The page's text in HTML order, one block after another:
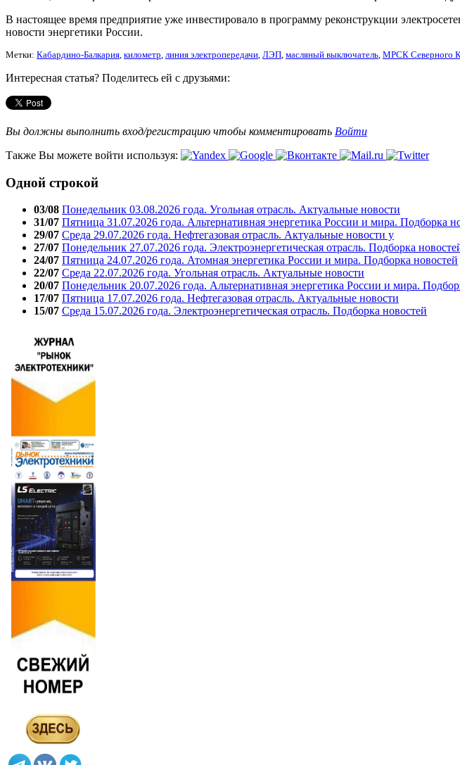
В настоящее время предприятие уже инвестировало в программу реконструкции
новости энергетики России.
Метки: Кабардино-Балкария, километр, линия электропередачи, ЛЭП, масляный выключатель, МРСК Северного
Интересная статья? Поделитесь ей с друзьями:
Вы должны выполнить вход/регистрацию чтобы комментировать Войти
Также Вы можете войти используя:
Одной строкой
03/08 Понедельник 03.08.2026 года. Угольная отрасль. Актуальные новости
31/07 Пятница 31.07.2026 года. Альтернативная энергетика России и мира. Подборка
29/07 Среда 29.07.2026 года. Нефтегазовая отрасль. Актуальные новости у
27/07 Понедельник 27.07.2026 года. Электроэнергетическая отрасль. Подборка
24/07 Пятница 24.07.2026 года. Атомная энергетика России и мира. Подборка новостей
22/07 Среда 22.07.2026 года. Угольная отрасль. Актуальные новости
20/07 Понедельник 20.07.2026 года. Альтернативная энергетика России и мира.
17/07 Пятница 17.07.2026 года. Нефтегазовая отрасль. Актуальные новости
15/07 Среда 15.07.2026 года. Электроэнергетическая отрасль. Подборка новостей